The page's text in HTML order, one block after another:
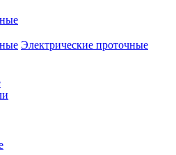
Электрические проточные